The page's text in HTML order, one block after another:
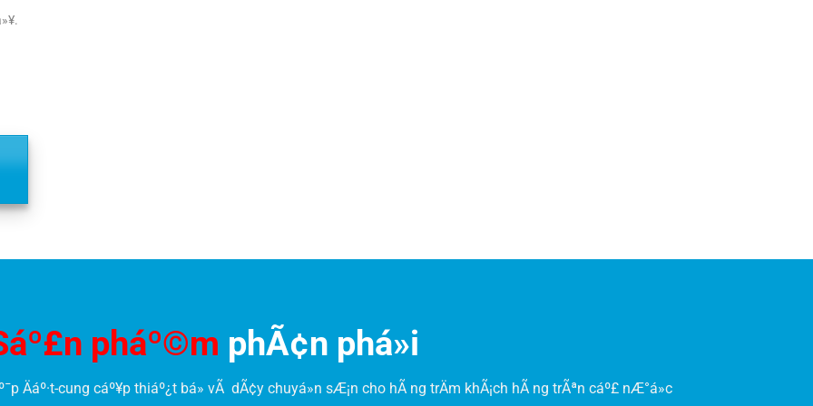
pháº©m phÃ¢n phá»i
Äáº·t-cung cáº¥p thiáº¿t bá» vÃ dÃ¢y chuyá»n sÆ¡n cho hÃ ng trÄm khÃ¡ch hÃ ng trÃªn cáº£ nÆ°á»c